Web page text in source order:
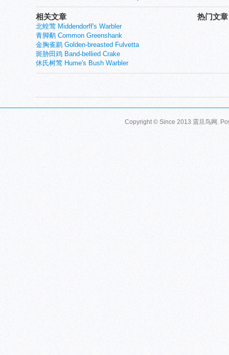
热门文章
相关文章
北蝗莺 Middendorff's Warbler
青脚鹬 Common Greenshank
金胸雀鹛 Golden-breasted Fulvetta
斑胁田鸡 Band-bellied Crake
休氏树莺 Hume's Bush Warbler
Copyright © Since 2013 震旦鸟网 .